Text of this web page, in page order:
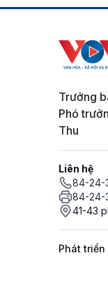
Trưởng
Phó
Thu
Liên hệ
84-24-
84-24-
41-43
Phát